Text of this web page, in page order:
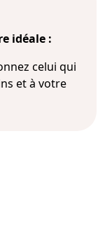
idéale :
celui qui
et à votre